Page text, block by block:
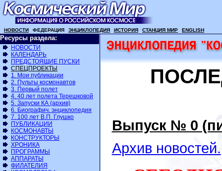
НОВОСТИ ФЕДЕРАЦИЯ ЭНЦИКЛОПЕДИЯ ИСТОРИЯ СТАНЦИЯ МИР ENGLISH
Ресурсы раздела:
НОВОСТИ
КАЛЕНДАРЬ
ПРЕДСТОЯЩИЕ ПУСКИ
СПЕЦПРОЕКТЫ
1. Мои публикации
2. Пульты космонавтов
3. Первый полет
4. 40 лет полета Терешковой
5. Запуски КА (архив)
6. Биографич. энциклопедия
7. 100 лет В.П. Глушко
ПУБЛИКАЦИИ
КОСМОНАВТЫ
КОНСТРУКТОРЫ
ХРОНИКА
ПРОГРАММЫ
АППАРАТЫ
ФИЛАТЕЛИЯ
Выпуск № 0
Архив новостей.